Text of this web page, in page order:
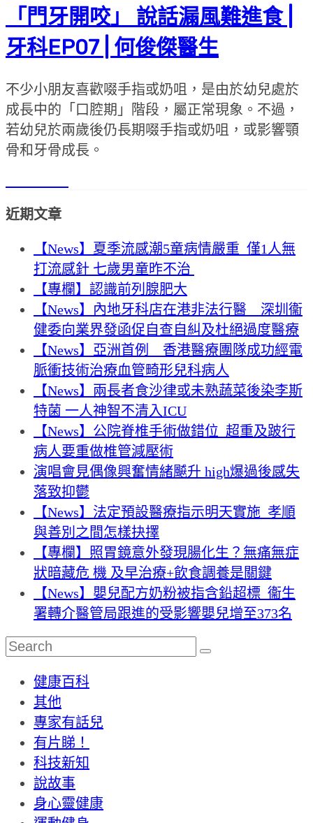
「門牙開咬」 說話漏風難進食 |
牙科EP07 | 何俊傑醫生
不少小朋友喜歡啜手指或奶咀，是由於幼兒處於
成長中的「口腔期」階段，屬正常現象。不過，
若幼兒於兩歲後仍長期啜手指或奶咀，或影響顎
骨和牙骨成長。
近期文章
【News】夏季流感潮5童病情嚴重 僅1人無
打流感針 七歲男童昨不治
【專欄】認識前列腺肥大
【News】內地牙科店在港非法行醫 深圳衞
健委向業界發函促自查自糾及杜絕過度醫療
【News】亞洲首例 香港醫療團隊成功經電
脈衝技術治療血管畸形兒科病人
【News】兩長者食沙律或未熟蔬菜後染李斯
特菌 一人神智不清入ICU
【News】公院脊椎手術做錯位 超重及跛行
病人要重做椎管減壓術
演唱會見偶像興奮情緒飇升 high爆過後感失
落致抑鬱
【News】法定預設醫療指示明天實施 孝順
與善別之間怎樣抉擇
【專欄】照胃鏡意外發現腸化生？無痛無症
狀暗藏危 機 及早治療+飲食調養是關鍵
【News】嬰兒配方奶粉被指含鉛超標 衞生
署轉介醫管局跟進的受影響嬰兒增至373名
健康百科
其他
專家有話兒
有片睇！
科技新知
說故事
身心靈健康